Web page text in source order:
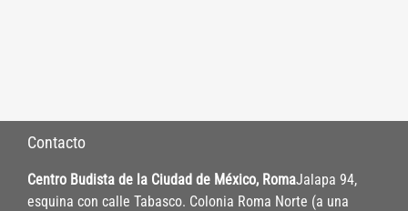
Contacto
Centro Budista de la Ciudad de México, RomaJalapa 94,
esquina con calle Tabasco. Colonia Roma Norte (a una